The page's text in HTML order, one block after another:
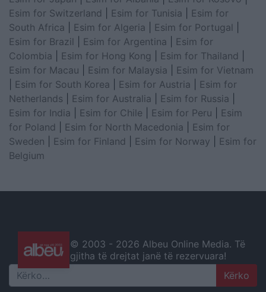
Esim for Switzerland
Esim for Tunisia
Esim for
South Africa
Esim for Algeria Esim for Portugal
Esim for Brazil
Esim for Argentina
Esim for
Colombia
Esim for Hong Kong Esim for Thailand
Esim for Macau
Esim for Malaysia
Esim for Vietnam
Esim for South Korea Esim for Austria
Esim for
Netherlands
Esim for Australia Esim for Russia
Esim for India
Esim for Chile Esim for Peru
Esim
for Poland
Esim for North Macedonia
Esim for
Sweden
Esim for Finland Esim for Norway
Esim for
Belgium
© 2003 - 2026 Albeu Online Media. Të
gjitha të drejtat janë të rezervuara!
Search